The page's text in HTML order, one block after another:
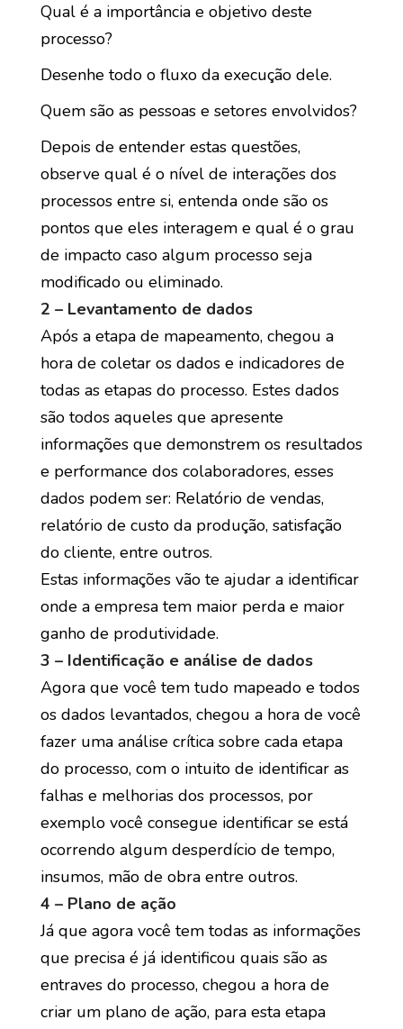
Qual é a importância e objetivo deste
processo?
Desenhe todo o fluxo da execução dele.
Quem são as pessoas e setores envolvidos?
Depois de entender estas questões,
observe qual é o nível de interações dos
processos entre si, entenda onde são os
pontos que eles interagem e qual é o grau
de impacto caso algum processo seja
modificado ou eliminado.
2 – Levantamento de dados
Após a etapa de mapeamento, chegou a
hora de coletar os dados e indicadores de
todas as etapas do processo. Estes dados
são todos aqueles que apresente
informações que demonstrem os resultados
e performance dos colaboradores, esses
dados podem ser: Relatório de vendas,
relatório de custo da produção, satisfação
do cliente, entre outros.
Estas informações vão te ajudar a identificar
onde a empresa tem maior perda e maior
ganho de produtividade.
3 – Identificação e análise de dados
Agora que você tem tudo mapeado e todos
os dados levantados, chegou a hora de você
fazer uma análise crítica sobre cada etapa
do processo, com o intuito de identificar as
falhas e melhorias dos processos, por
exemplo você consegue identificar se está
ocorrendo algum desperdício de tempo,
insumos, mão de obra entre outros.
4 – Plano de ação
Já que agora você tem todas as informações
que precisa é já identificou quais são as
entraves do processo, chegou a hora de
criar um plano de ação, para esta etapa